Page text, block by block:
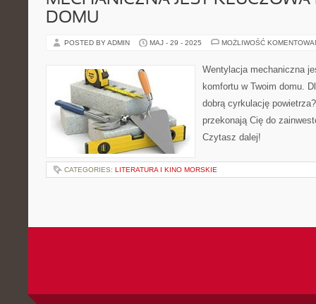
DOMU
POSTED BY ADMIN MAJ - 29 - 2025 MOŻLIWOŚĆ
Wentylacja mechaniczna
komfortu w Twoim domu.
dobrą cyrkulację
przekonają Cię do
Czytasz dalej!
CATEGORIES: LITERATURA I KINO MORSKIE